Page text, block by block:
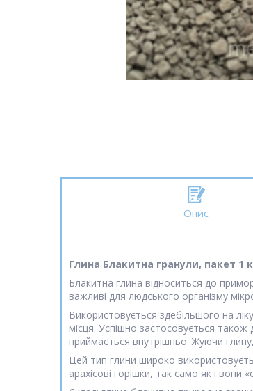
Опис
Глина Блакитна гранули, пакет 1
Блакитна глина відноситься до
важливі для людського організму
Використовується здебільшого на
місця. Успішно застосовується
приймається внутрішньо. Жуючи
Цей тип глини широко
арахісові горішки, так само як і вони